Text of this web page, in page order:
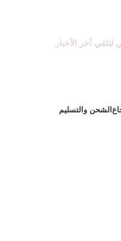
لتلقي آخر الأخبار.
الشحن والتسليم